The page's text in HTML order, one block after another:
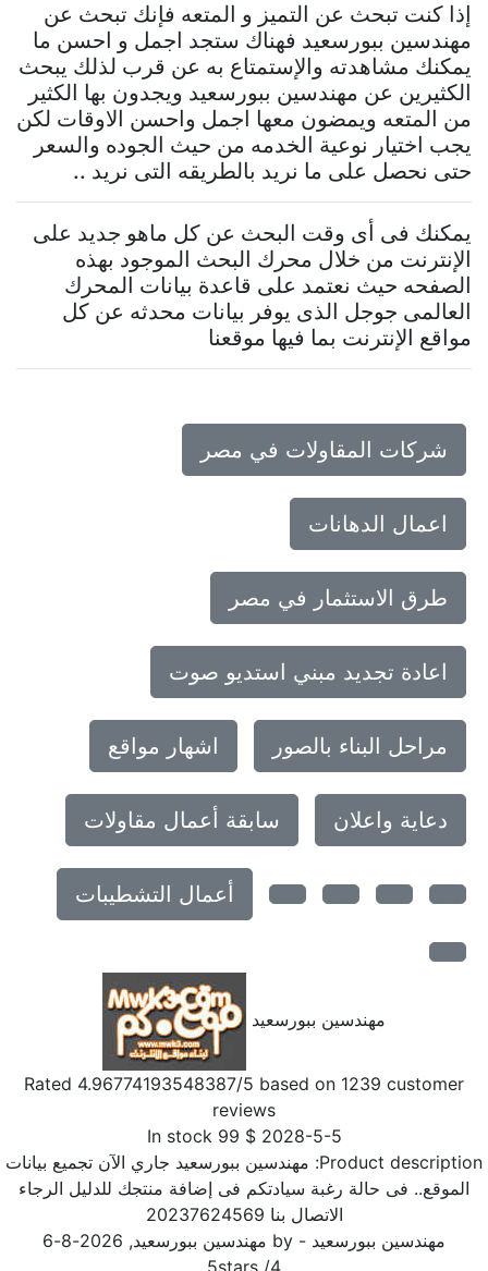
إذا كنت تبحث عن التميز و المتعه فإنك تبحث عن
مهندسين ببورسعيد فهناك ستجد اجمل و احسن ما
يمكنك مشاهدته والإستمتاع به عن قرب لذلك يبحث
الكثيرين عن مهندسين ببورسعيد ويجدون بها الكثير
من المتعه ويمضون معها اجمل واحسن الاوقات لكن
يجب اختيار نوعية الخدمه من حيث الجوده والسعر
حتى نحصل على ما نريد بالطريقه التى نريد ..
يمكنك فى أى وقت البحث عن كل ماهو جديد على
الإنترنت من خلال محرك البحث الموجود بهذه
الصفحه حيث نعتمد على قاعدة بيانات المحرك
العالمى جوجل الذى يوفر بيانات محدثه عن كل
مواقع الإنترنت بما فيها موقعنا
شركات المقاولات في مصر
اعمال الدهانات
طرق الاستثمار في مصر
اعادة تجديد مبني استديو صوت
مراحل البناء بالصور اشهار مواقع
دعاية واعلان سابقة أعمال مقاولات
أعمال التشطيبات
مهندسين ببورسعيد
Rated4.96774193548387 /5 based on1239customer
reviews
2028-5-5
$
99
In stock
Product مهندسين ببورسعيد جاري الآن تجميع بيانات
الموقع.. فى حالة رغبة سيادتكم فى إضافة منتجك للدليل الرجاء
الاتصال بنا 20237624569
مهندسين ببورسعيد- by مهندسين ببورسعيد,
2026-8-6
/
5stars